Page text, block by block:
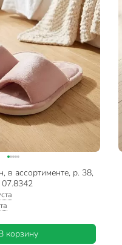
в ассортименте, р. 38,
корзину